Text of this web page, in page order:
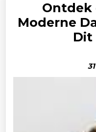
Ontdek
Moderne
Dit